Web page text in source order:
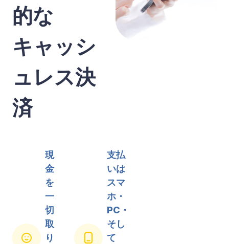
的な
キャッシ
ュレス決
済
現
金
を
一
切
取
り
支払
いは
スマ
ホ・
PC・
そし
て